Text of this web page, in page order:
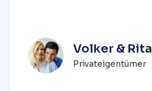
Volker & Rita
Privateigentümer